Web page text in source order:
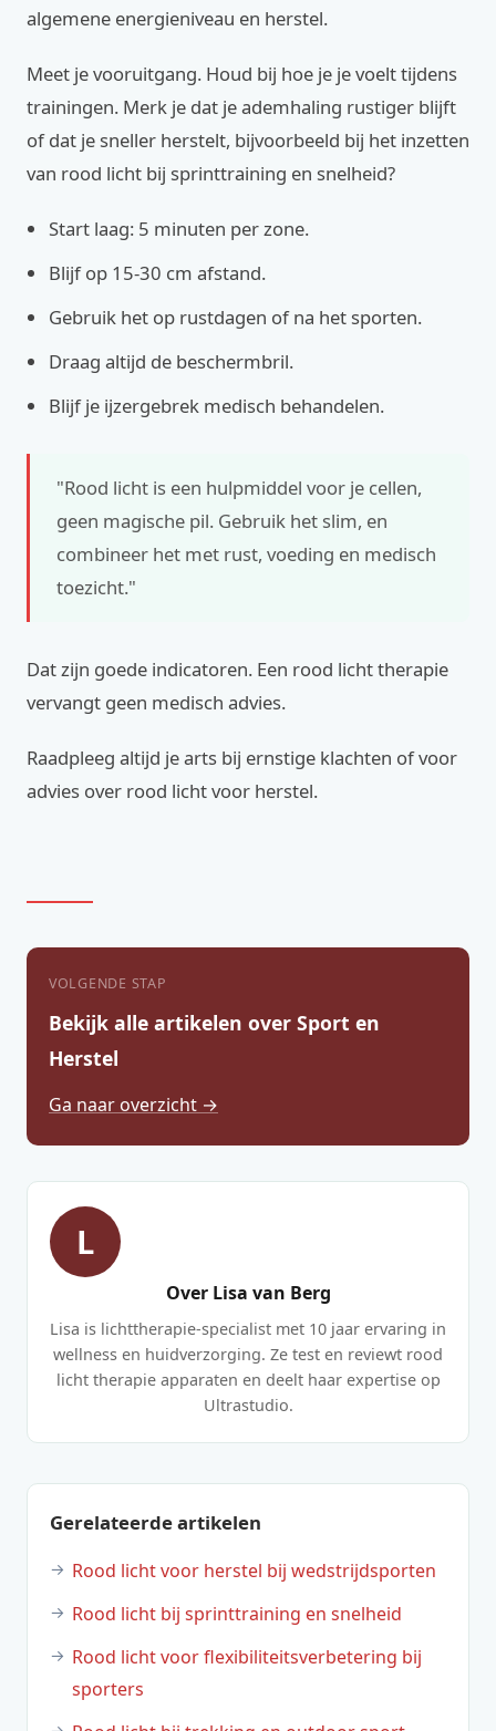
algemene energieniveau en herstel.
Meet je vooruitgang. Houd bij hoe je je voelt tijdens
trainingen. Merk je dat je ademhaling rustiger blijft
of dat je sneller herstelt, bijvoorbeeld bij het inzetten
van rood licht bij sprinttraining en snelheid?
Start laag: 5 minuten per zone.
Blijf op 15-30 cm afstand.
Gebruik het op rustdagen of na het sporten.
Draag altijd de beschermbril.
Blijf je ijzergebrek medisch behandelen.
"Rood licht is een hulpmiddel voor je cellen,
geen magische pil. Gebruik het slim, en
combineer het met rust, voeding en medisch
toezicht."
Dat zijn goede indicatoren. Een rood licht therapie
vervangt geen medisch advies.
Raadpleeg altijd je arts bij ernstige klachten of voor
advies over rood licht voor herstel.
VOLGENDE STAP
Bekijk alle artikelen over Sport en
Herstel
Ga naar overzicht →
L
Over Lisa van Berg
Lisa is lichttherapie-specialist met 10 jaar ervaring in
wellness en huidverzorging. Ze test en reviewt rood
licht therapie apparaten en deelt haar expertise op
Ultrastudio.
Gerelateerde artikelen
Rood licht voor herstel bij wedstrijdsporten
Rood licht bij sprinttraining en snelheid
Rood licht voor flexibiliteitsverbetering bij
sporters